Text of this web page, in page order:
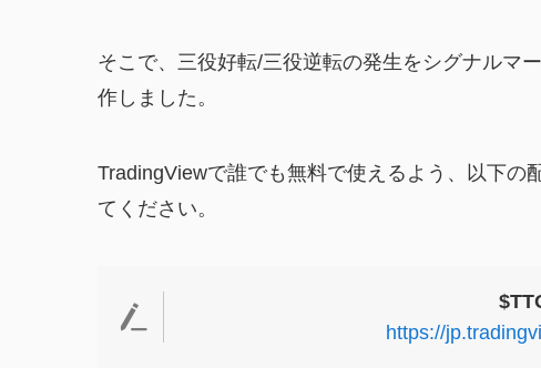
そこで、三役好転/三役逆転の発生をシグナルマ
作しました。
TradingViewで誰でも無料で使えるよう、以下の
てください。
https://